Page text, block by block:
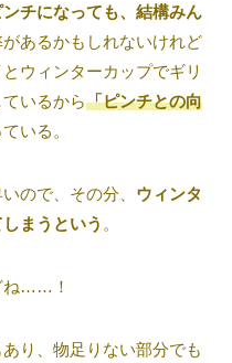
ンチになっても、結構みん
あるかもしれないけれど
ウィンターカップでギリ
いるから「ピンチとの向
いる。
ので、その分、 ウィンタ
まうという 。
ね……！
り、物足りない部分でも